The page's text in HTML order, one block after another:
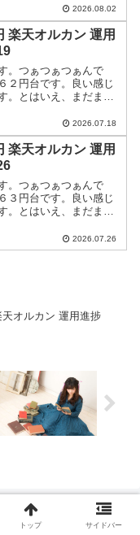
略は【米ドル円】に全
2026.08.02
楽天オルカン 運用
。つぁつぁつぁんで
２円台です。良い感じ
。とはいえ、まだまだ
ートエントリー手法と
ぁん戦略は【米ドル
います。
2026.07.18
楽天オルカン 運用
。つぁつぁつぁんで
３円台です。良い感じ
。とはいえ、まだまだ
ートエントリー手法と
ぁん戦略は【米ドル
2026.07.26
オルカン 運用進捗
トップ サイドバー